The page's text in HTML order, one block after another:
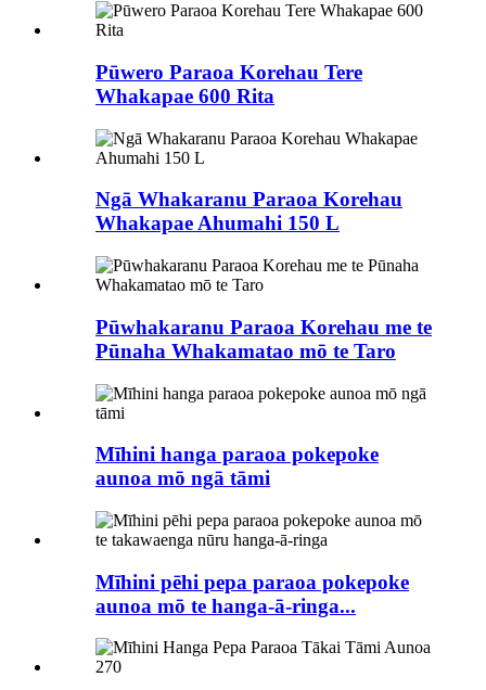
Pūwero Paraoa Korehau Tere
Whakapae 600 Rita
Ngā Whakaranu Paraoa Korehau
Whakapae Ahumahi 150 L
Pūwhakaranu Paraoa Korehau me te
Pūnaha Whakamatao mō te Taro
Mīhini hanga paraoa pokepoke
aunoa mō ngā tāmi
Mīhini pēhi pepa paraoa pokepoke
aunoa mō te hanga-ā-ringa...